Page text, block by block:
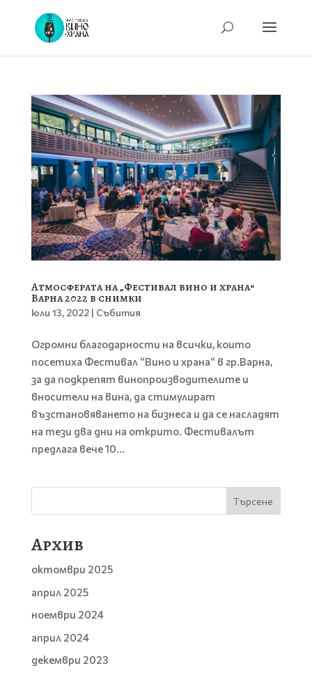
Атмосферата на „Фестивал вино и храна“
Варна 2022 в снимки
юли 13, 2022| Събития
Огромни благодарности на всички, които
посетиха Фестивал “Вино и храна“ в гр.Варна,
за да подкрепят винопроизводителите и
вносители на вина, да стимулират
възстановяването на бизнеса и да се насладят
на тези два дни на открито. Фестивалът
предлага вече 10...
Търсене
Архив
октомври 2025
април 2025
ноември 2024
април 2024
декември 2023